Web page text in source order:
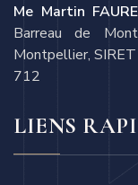
Me Martin FAURE
Barreau de
Montpellier,
712
LIENS